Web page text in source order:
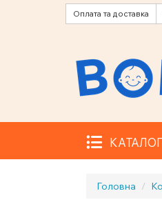
Оплата та доставка
Головна